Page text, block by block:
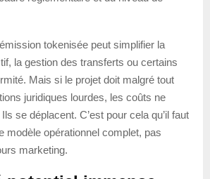
tokenisée peut simplifier la
la gestion des transferts ou certains
Mais si le projet doit malgré tout
juridiques lourdes, les coûts ne
se déplacent. C’est pour cela qu’il faut
modèle opérationnel complet, pas
marketing.